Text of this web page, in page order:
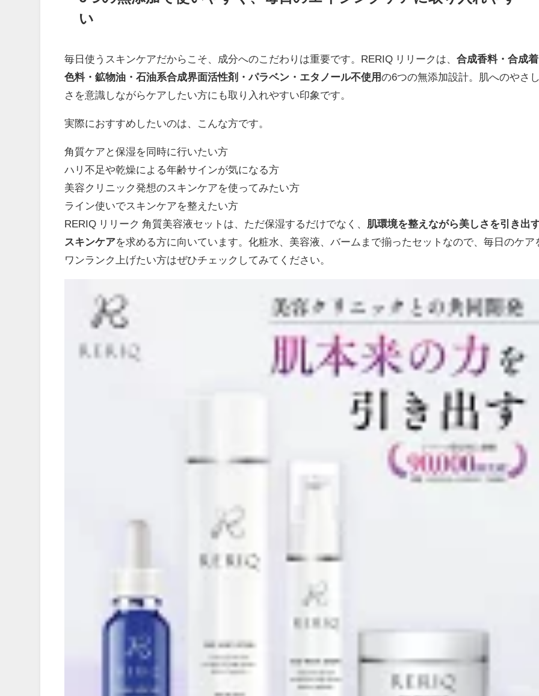
い
毎日使うスキンケアだからこそ、成分へのこだわりは重要です。RERIQ リリークは、合成香料・合成着
色料・鉱物油・石油系合成界面活性剤・パラベン・エタノール不使用の6つの無添加設計。肌へのやさ
さを意識しながらケアしたい方にも取り入れやすい印象です。
実際におすすめしたいのは、こんな方です。
角質ケアと保湿を同時に行いたい方
ハリ不足や乾燥による年齢サインが気になる方
美容クリニック発想のスキンケアを使ってみたい方
ライン使いでスキンケアを整えたい方
RERIQ リリーク 角質美容液セットは、ただ保湿するだけでなく、 肌環境を整えながら美しさを引き出
スキンケアを求める方に向いています。化粧水、美容液、バームまで揃ったセットなので、毎日のケア
ワンランク上げたい方はぜひチェックしてみてください。